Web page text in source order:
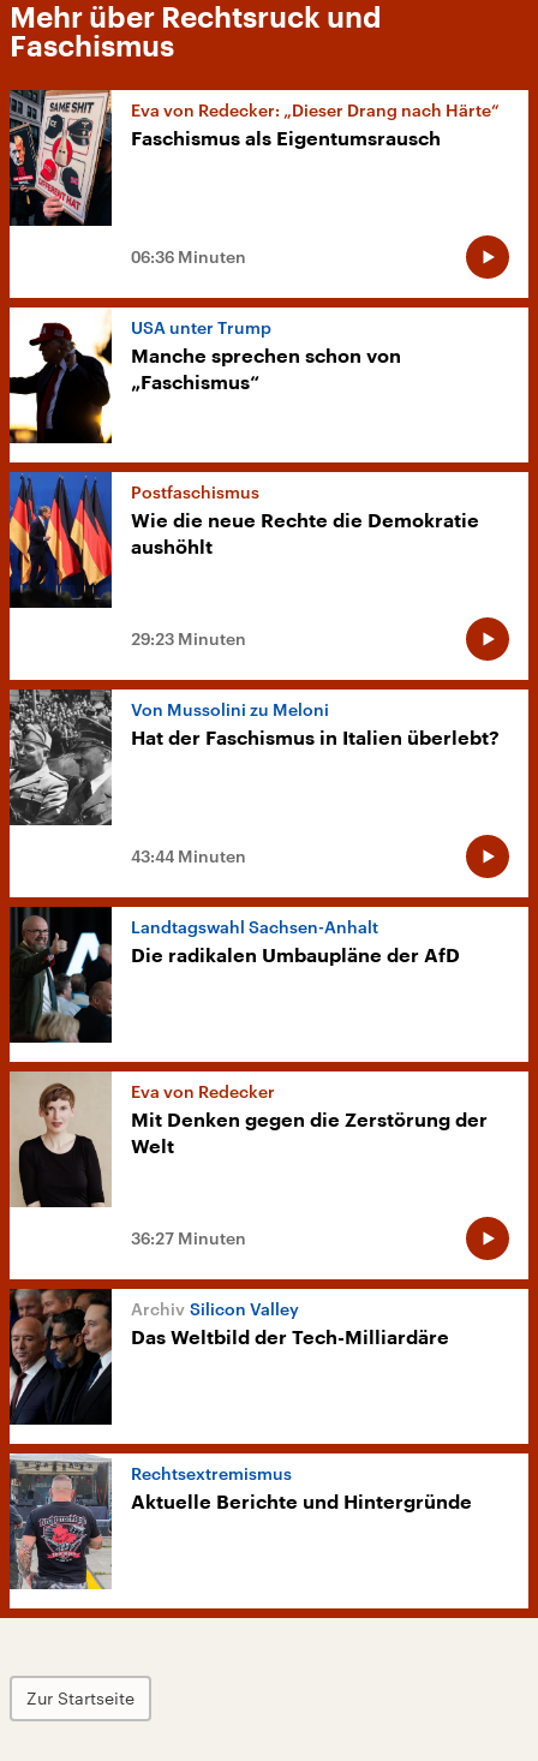
Mehr über Rechtsruck und
Faschismus
Eva von Redecker: „Dieser Drang nach Härte“
Faschismus als Eigentumsrausch
06:36 Minuten
USA unter Trump
Manche sprechen schon von
„Faschismus“
Postfaschismus
Wie die neue Rechte die Demokratie
aushöhlt
29:23 Minuten
Von Mussolini zu Meloni
Hat der Faschismus in Italien überlebt?
43:44 Minuten
Landtagswahl Sachsen-Anhalt
Die radikalen Umbaupläne der AfD
Eva von Redecker
Mit Denken gegen die Zerstörung der
Welt
36:27 Minuten
Silicon Valley
Das Weltbild der Tech-Milliardäre
Rechtsextremismus
Aktuelle Berichte und Hintergründe
Zur Startseite